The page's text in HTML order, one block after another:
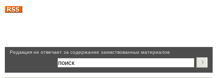
Pедакция не отвечает за содержание заимствованных материалов